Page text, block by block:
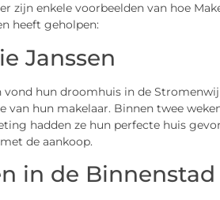
zijn enkele voorbeelden van hoe
heeft geholpen:
Janssen
vond hun droomhuis in de
van hun makelaar. Binnen twee
hadden ze hun perfecte huis
de aankoop.
in de Binnenstad